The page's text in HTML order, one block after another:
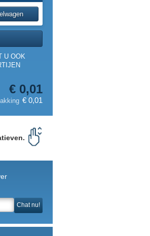
U OOK
€ 0,01
€ 0,01
Chat nu!